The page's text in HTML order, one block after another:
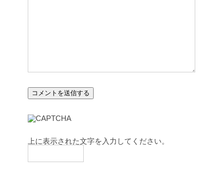
上に表示された文字を入力してください。